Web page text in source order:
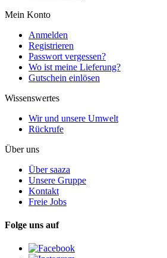
Mein Konto
Anmelden
Registrieren
Passwort vergessen?
Wo ist meine Lieferung?
Gutschein einlösen
Wissenswertes
Wir und unsere Umwelt
Rückrufe
Über uns
Über saaza
Unsere Gruppe
Kontakt
Freie Jobs
Folge uns auf